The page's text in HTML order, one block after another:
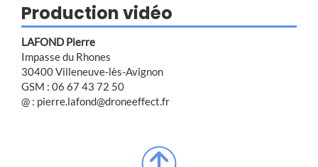
Production vidéo
LAFOND Pierre
Impasse du Rhones
30400 Villeneuve-lès-Avignon
GSM : 06 67 43 72 50
@ : pierre.lafond@droneeffect.fr